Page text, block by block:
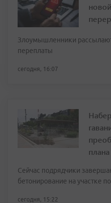
Злоумышленники
переплаты
сегодня, 16:07
плана
Сейчас подрядчики
бетонирование на участке
сегодня, 15:22